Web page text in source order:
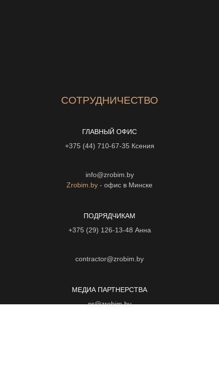
СОТРУДНИЧЕСТВО
ГЛАВНЫЙ ОФИС
+375 (44) 710-67-35 Ксения
info@zrobim.by
Zrobim.by - офис в Минске
ПОДРЯДЧИКАМ
+375 (29) 126-13-48 Анна
contractor@zrobim.by
МЕДИА ПАРТНЕРСТВА
pr@zrobim.by